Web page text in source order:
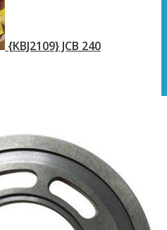
{KBJ2109} JCB 240